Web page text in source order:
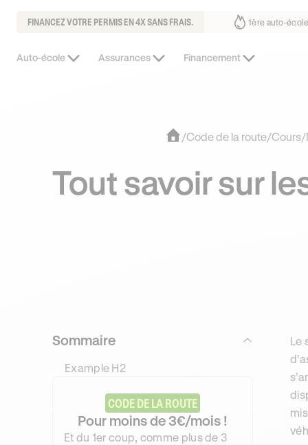
FINANCEZ VOTRE PERMIS EN 4X SANS FRAIS.
déjà confiance 30% moins chère que l’auto-école de votre
Auto-école Assurances Financement
/Code de la route/Cours/
Tout savoir sur
Sommaire
Example H2
CODE DE LA ROUTE
Pour moins de 3€/mois !
Et du 1er coup, comme plus de 3
Le